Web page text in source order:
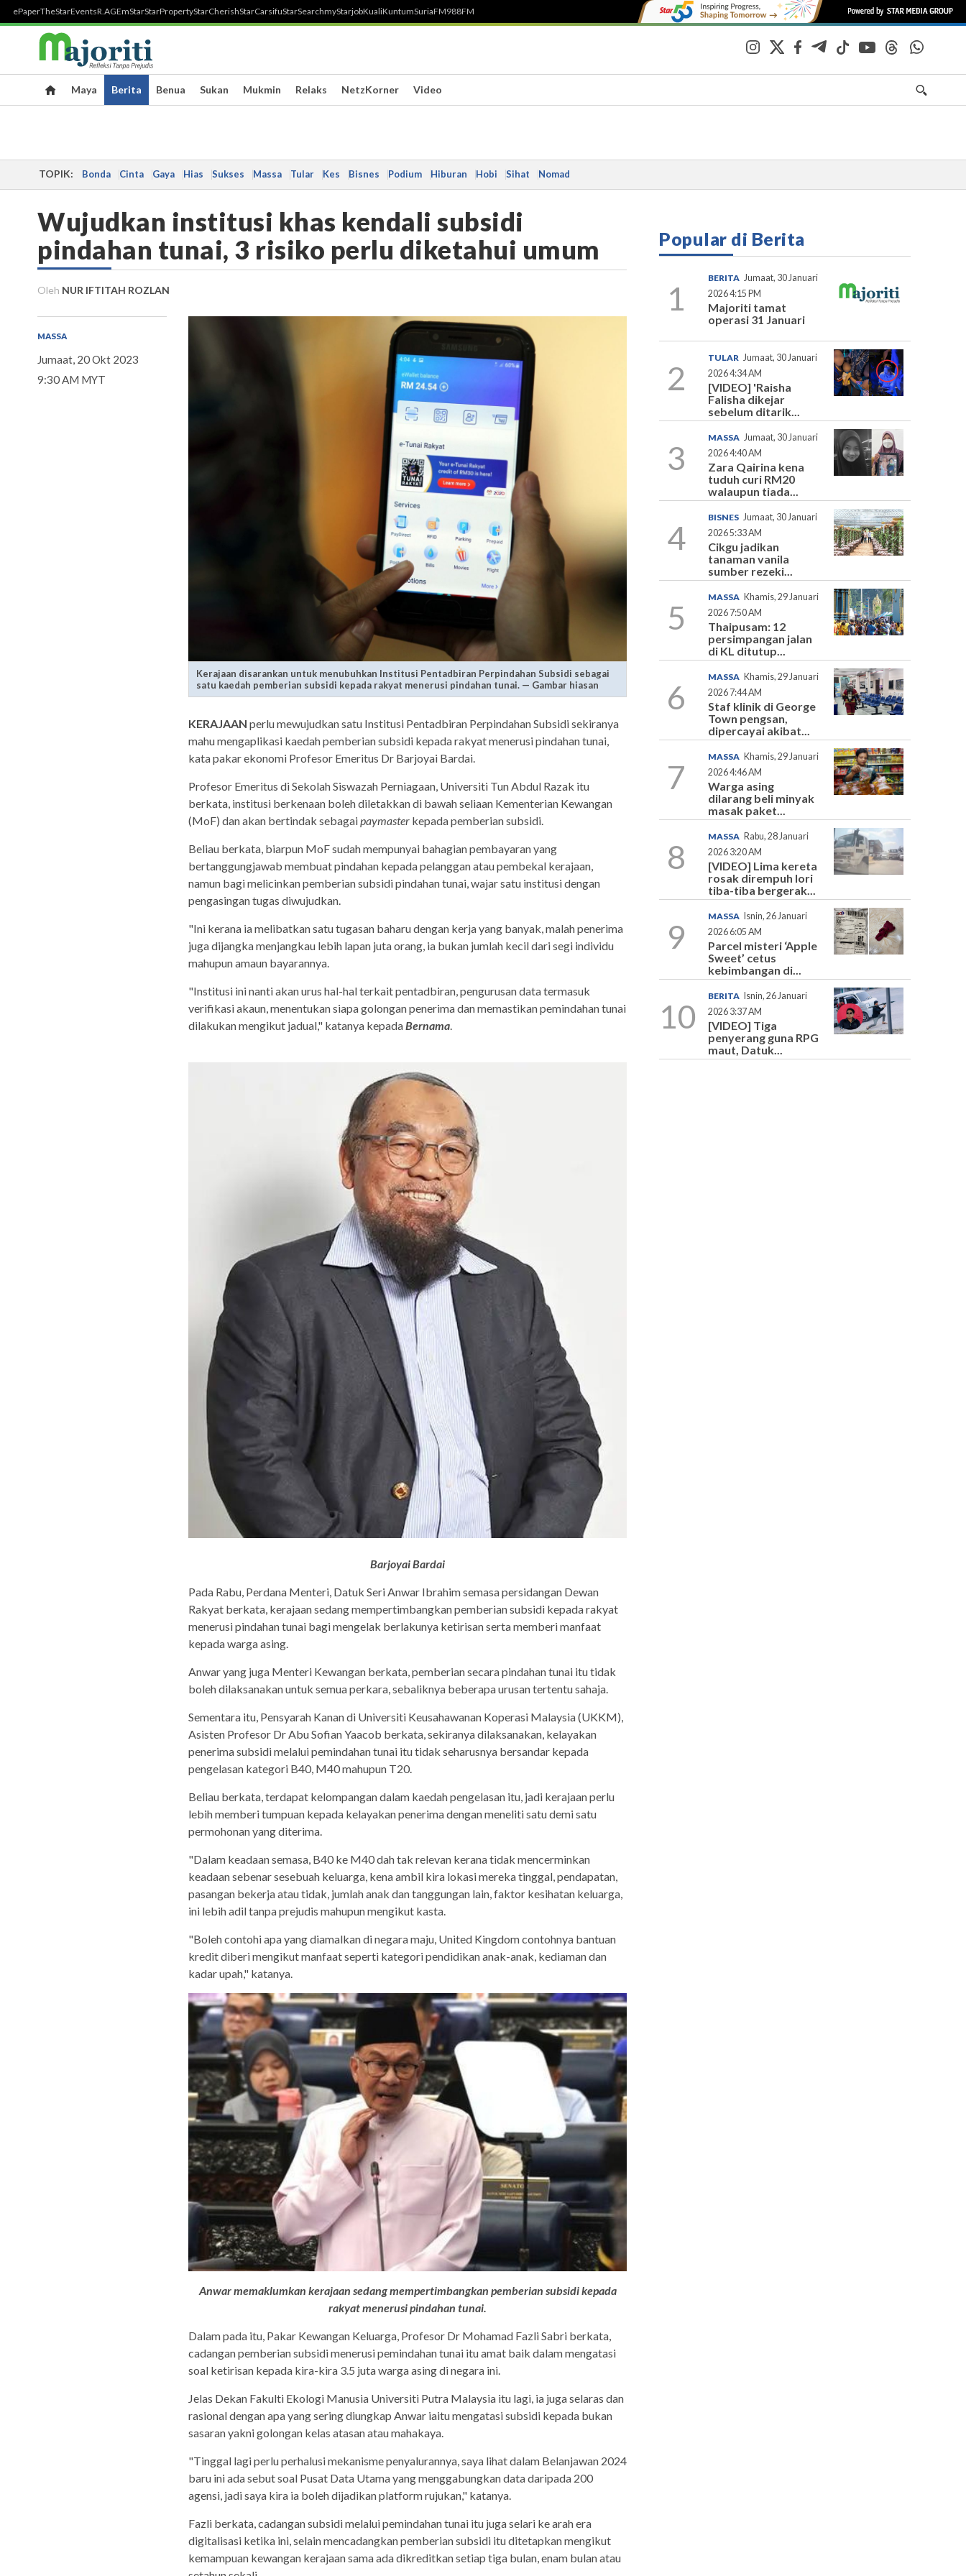
ePaperTheStarEventsR.AGEmStarStarPropertyStarCherishStarCarsifuStarSearchmyStarjobKualiKuntumSuriaFM988FM
Maya Berita Benua Sukan Mukmin Relaks NetzKorner Video
TOPIK: Bonda Cinta Gaya Hias Sukses Massa Tular Kes Bisnes Podium Hiburan Hobi Sihat Nomad
Wujudkan institusi khas kendali subsidi
pindahan tunai, 3 risiko perlu diketahui umum
Oleh NUR IFTITAH ROZLAN
MASSA
Jumaat, 20 Okt 2023
9:30 AM MYT
Kerajaan disarankan untuk menubuhkan Institusi Pentadbiran Perpindahan Subsidi sebagai
satu kaedah pemberian subsidi kepada rakyat menerusi pindahan tunai. — Gambar hiasan
KERAJAAN perlu mewujudkan satu Institusi Pentadbiran Perpindahan Subsidi sekiranya
mahu mengaplikasi kaedah pemberian subsidi kepada rakyat menerusi pindahan tunai,
kata pakar ekonomi Profesor Emeritus Dr Barjoyai Bardai.
Profesor Emeritus di Sekolah Siswazah Perniagaan, Universiti Tun Abdul Razak itu
berkata, institusi berkenaan boleh diletakkan di bawah seliaan Kementerian Kewangan
(MoF) dan akan bertindak sebagaipaymaster kepada pemberian subsidi.
Beliau berkata, biarpun MoF sudah mempunyai bahagian pembayaran yang
bertanggungjawab membuat pindahan kepada pelanggan atau pembekal kerajaan,
namun bagi melicinkan pemberian subsidi pindahan tunai, wajar satu institusi dengan
pengasingan tugas diwujudkan.
"Ini kerana ia melibatkan satu tugasan baharu dengan kerja yang banyak, malah penerima
juga dijangka menjangkau lebih lapan juta orang, ia bukan jumlah kecil dari segi individu
mahupun amaun bayarannya.
"Institusi ini nanti akan urus hal-hal terkait pentadbiran, pengurusan data termasuk
verifikasi akaun, menentukan siapa golongan penerima dan memastikan pemindahan tunai
dilakukan mengikut jadual," katanya kepadaBernama.
Barjoyai Bardai
Pada Rabu, Perdana Menteri, Datuk Seri Anwar Ibrahim semasa persidangan Dewan
Rakyat berkata, kerajaan sedang mempertimbangkan pemberian subsidi kepada rakyat
menerusi pindahan tunai bagi mengelak berlakunya ketirisan serta memberi manfaat
kepada warga asing.
Anwar yang juga Menteri Kewangan berkata, pemberian secara pindahan tunai itu tidak
boleh dilaksanakan untuk semua perkara, sebaliknya beberapa urusan tertentu sahaja.
Sementara itu, Pensyarah Kanan di Universiti Keusahawanan Koperasi Malaysia (UKKM),
Asisten Profesor Dr Abu Sofian Yaacob berkata, sekiranya dilaksanakan, kelayakan
penerima subsidi melalui pemindahan tunai itu tidak seharusnya bersandar kepada
pengelasan kategori B40, M40 mahupun T20.
Beliau berkata, terdapat kelompangan dalam kaedah pengelasan itu, jadi kerajaan perlu
lebih memberi tumpuan kepada kelayakan penerima dengan meneliti satu demi satu
permohonan yang diterima.
"Dalam keadaan semasa, B40 ke M40 dah tak relevan kerana tidak mencerminkan
keadaan sebenar sesebuah keluarga, kena ambil kira lokasi mereka tinggal, pendapatan,
pasangan bekerja atau tidak, jumlah anak dan tanggungan lain, faktor kesihatan keluarga,
ini lebih adil tanpa prejudis mahupun mengikut kasta.
"Boleh contohi apa yang diamalkan di negara maju, United Kingdom contohnya bantuan
kredit diberi mengikut manfaat seperti kategori pendidikan anak-anak, kediaman dan
kadar upah," katanya.
Anwar memaklumkan kerajaan sedang mempertimbangkan pemberian subsidi kepada
rakyat menerusi pindahan tunai.
Dalam pada itu, Pakar Kewangan Keluarga, Profesor Dr Mohamad Fazli Sabri berkata,
cadangan pemberian subsidi menerusi pemindahan tunai itu amat baik dalam mengatasi
soal ketirisan kepada kira-kira 3.5 juta warga asing di negara ini.
Jelas Dekan Fakulti Ekologi Manusia Universiti Putra Malaysia itu lagi, ia juga selaras dan
rasional dengan apa yang sering diungkap Anwar iaitu mengatasi subsidi kepada bukan
sasaran yakni golongan kelas atasan atau mahakaya.
"Tinggal lagi perlu perhalusi mekanisme penyalurannya, saya lihat dalam Belanjawan 2024
baru ini ada sebut soal Pusat Data Utama yang menggabungkan data daripada 200
agensi, jadi saya kira ia boleh dijadikan platform rujukan," katanya.
Fazli berkata, cadangan subsidi melalui pemindahan tunai itu juga selari ke arah era
digitalisasi ketika ini, selain mencadangkan pemberian subsidi itu ditetapkan mengikut
kemampuan kewangan kerajaan sama ada dikreditkan setiap tiga bulan, enam bulan atau
Popular di Berita
1
BERITA Jumaat, 30 Januari
2026 4:15 PM
Majoriti tamat
operasi 31 Januari
2
TULAR Jumaat, 30 Januari
2026 4:34 AM
[VIDEO] 'Raisha
Falisha dikejar
sebelum ditarik...
3
MASSA Jumaat, 30 Januari
2026 4:40 AM
Zara Qairina kena
tuduh curi RM20
walaupun tiada...
4
BISNES Jumaat, 30 Januari
2026 5:33 AM
Cikgu jadikan
tanaman vanila
sumber rezeki...
5
MASSA Khamis, 29 Januari
2026 7:50 AM
Thaipusam: 12
persimpangan jalan
di KL ditutup...
6
MASSA Khamis, 29 Januari
2026 7:44 AM
Staf klinik di George
Town pengsan,
dipercayai akibat...
7
MASSA Khamis, 29 Januari
2026 4:46 AM
Warga asing
dilarang beli minyak
masak paket...
8
MASSA Rabu, 28 Januari
2026 3:20 AM
[VIDEO] Lima kereta
rosak dirempuh lori
tiba-tiba bergerak...
9
MASSA
Isnin, 26 Januari
2026 6:05 AM
Parcel misteri ‘Apple
Sweet’ cetus
kebimbangan di...
10
BERITA
Isnin, 26 Januari
2026 3:37 AM
[VIDEO] Tiga
penyerang guna RPG
maut, Datuk...